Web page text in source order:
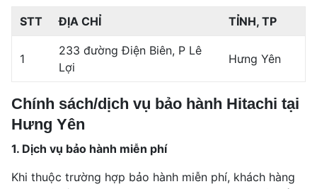
STT ĐỊA CHỈ TỈNH, TP
1
233 đường Điện Biên, P Lê
Lợi
Hưng Yên
Chính sách/dịch vụ bảo hành Hitachi tại
Hưng Yên
1. Dịch vụ bảo hành miễn phí
Khi thuộc trường hợp bảo hành miễn phí, khách hàng